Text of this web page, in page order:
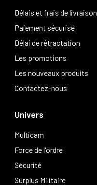
Délais et frais de livraison
Paiement sécurisé
Délai de rétractation
Les promotions
Les nouveaux produits
Contactez-nous
Univers
Multicam
Force de l'ordre
Sécurité
Surplus Militaire